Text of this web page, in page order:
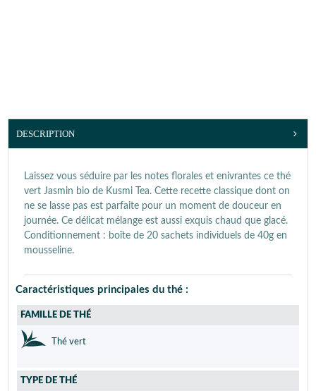
DESCRIPTION
Laissez vous séduire par les notes florales et enivrantes ce thé
vert Jasmin bio de Kusmi Tea. Cette recette classique dont on
ne se lasse pas est parfaite pour un moment de douceur en
journée. Ce délicat mélange est aussi exquis chaud que glacé.
Conditionnement : boîte de 20 sachets individuels de 40g en
mousseline.
Caractéristiques principales du thé :
FAMILLE DE THÉ
Thé vert
TYPE DE THÉ